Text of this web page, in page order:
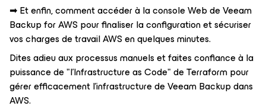
➡ Et enfin, comment accéder à la console Web de Veeam
Backup for AWS pour finaliser la configuration et sécuriser
vos charges de travail AWS en quelques minutes.
Dites adieu aux processus manuels et faites confiance à la
puissance de "l'Infrastructure as Code" de Terraform pour
gérer efficacement l'infrastructure de Veeam Backup dans
AWS.